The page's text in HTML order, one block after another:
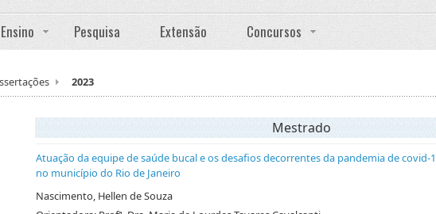
Ensino Pesquisa Extensão Concursos
2023
Mestrado
Atuação da equipe de saúde bucal e os desafios decorrentes da pandemia de covid-
no município do Rio de Janeiro
Nascimento, Hellen de Souza